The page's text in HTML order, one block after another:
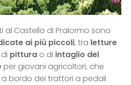
al Castello di Pralormo sono
ai più piccoli, tra letture
pittura o di intaglio del
per giovani agricoltori, che
bordo dei trattori a pedali